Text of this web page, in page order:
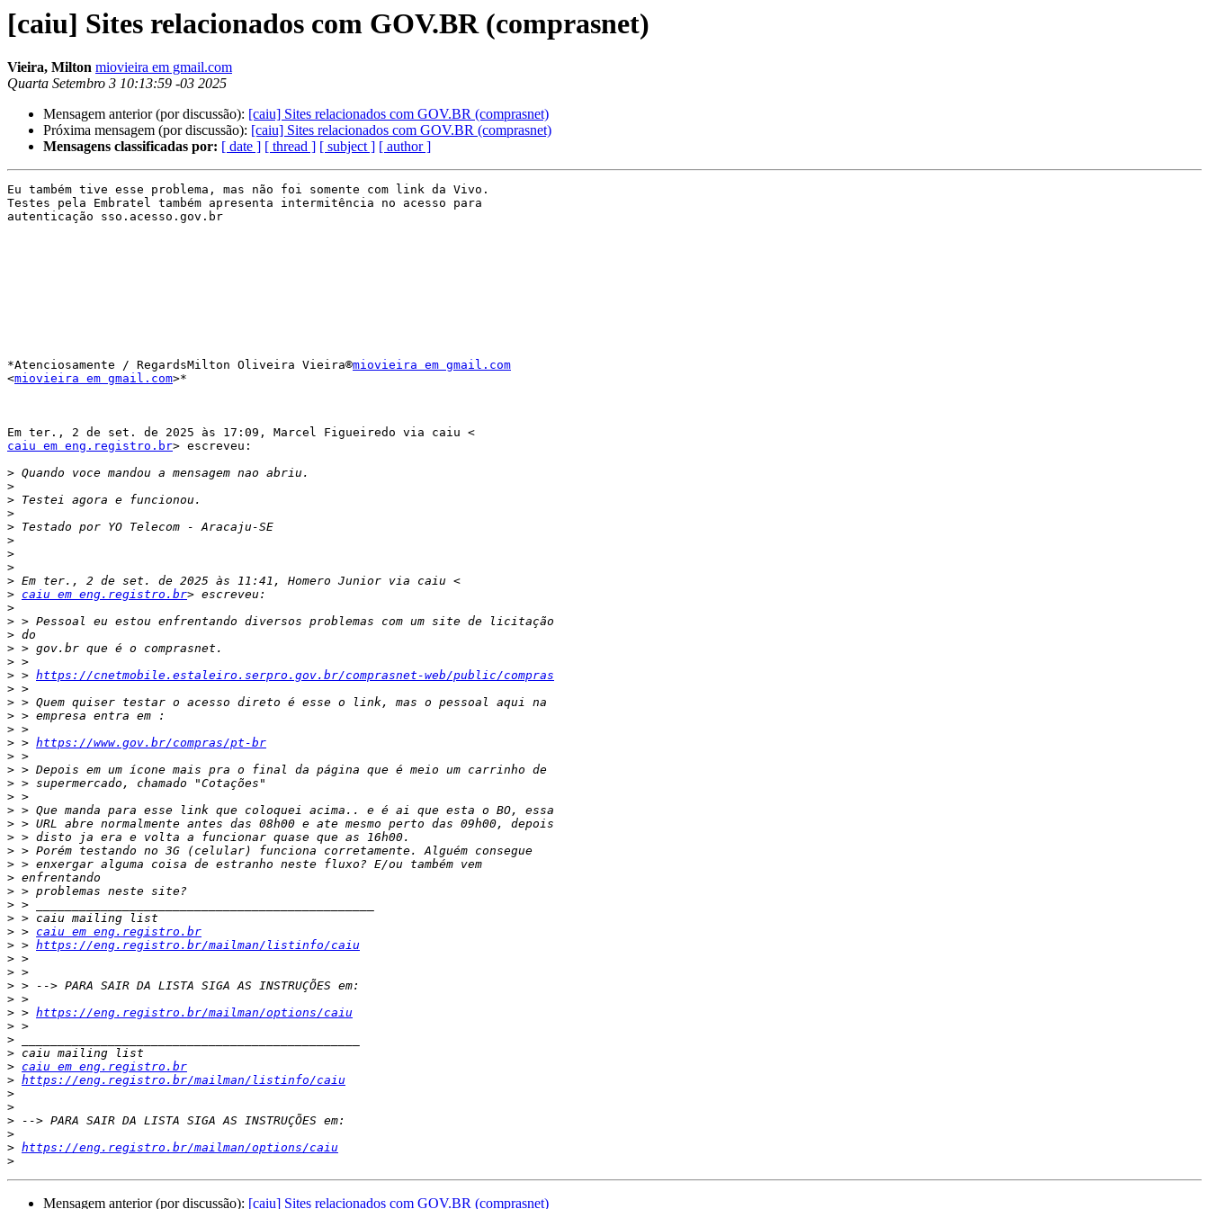
[caiu] Sites relacionados com GOV.BR (comprasnet)
Vieira, Milton miovieira em gmail.com
Quarta Setembro 3 10:13:59 -03 2025
Mensagem anterior (por discussão): [caiu] Sites relacionados com GOV.BR (comprasnet)
Próxima mensagem (por discussão): [caiu] Sites relacionados com GOV.BR (comprasnet)
Mensagens classificadas por: [ date ] [ thread ] [ subject ] [ author ]
Eu também tive esse problema, mas não foi somente com link da Vivo.
Testes pela Embratel também apresenta intermitência no acesso para
autenticação sso.acesso.gov.br
*Atenciosamente / RegardsMilton Oliveira Vieira®miovieira em gmail.com
<miovieira em gmail.com>*
caiu em eng.registro.br> escreveu:
>
>
>
>
>
>
>
>
>
> caiu em eng.registro.br
>
>
>
>
>
> > https://cnetmobile.estaleiro.serpro.gov.br/comprasnet-web/public/compras
>
>
>
>
> > https://www.gov.br/compras/pt-br
>
>
>
>
>
>
>
>
>
>
>
>
>
> > caiu em eng.registro.br
> > https://eng.registro.br/mailman/listinfo/caiu
>
>
>
>
> > https://eng.registro.br/mailman/options/caiu
>
>
>
> caiu em eng.registro.br
> https://eng.registro.br/mailman/listinfo/caiu
>
>
>
>
> https://eng.registro.br/mailman/options/caiu
>
Mensagem anterior (por discussão): [caiu] Sites relacionados com GOV.BR (comprasnet)